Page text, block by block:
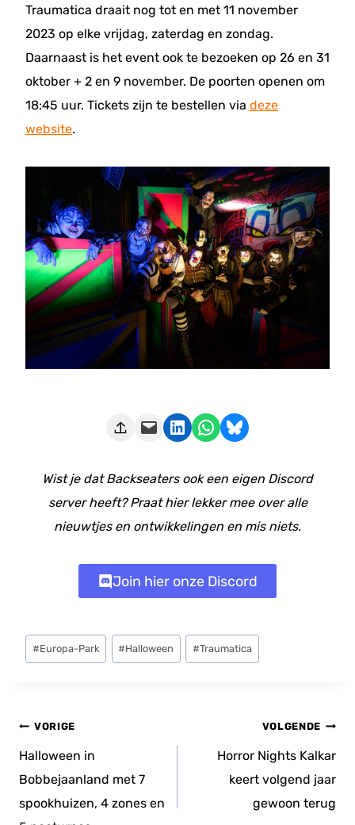
Traumatica draait nog tot en met 11 november
2023 op elke vrijdag, zaterdag en zondag.
Daarnaast is het event ook te bezoeken op 26 en 31
oktober + 2 en 9 november. De poorten openen om
18:45 uur. Tickets zijn te bestellen via deze
website.
Deze pagina e-mailen Delen op LinkedIn Delen via WhatsApp Share on Bluesky
Wist je dat Backseaters ook een eigen Discord
server heeft? Praat hier lekker mee over alle
nieuwtjes en ontwikkelingen en mis niets.
Join hier onze Discord
Bericht
tags:
#Europa-Park #Halloween #Traumatica
Bericht
navigatie
VORIGE
Halloween in
Bobbejaanland met 7
spookhuizen, 4 zones en
VOLGENDE
Horror Nights Kalkar
keert volgend jaar
gewoon terug